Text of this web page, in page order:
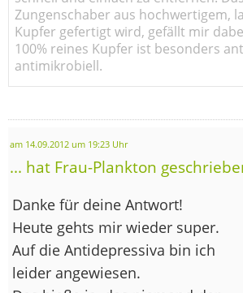
Zungenschaber aus hochwertigem,
Kupfer gefertigt wird, gefällt mir
100% reines Kupfer ist besonders
antimikrobiell.
am 14.09.2012 um 19:23 Uhr
... hat Frau-Plankton
Danke für deine Antwort!
Heute gehts mir wieder super.
Auf die Antidepressiva bin ich
leider angewiesen.